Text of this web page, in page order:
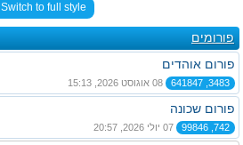
Switch to full style
פורומים
פורום אוהדים
3483, 641847
פורום שכונה
742, 99846